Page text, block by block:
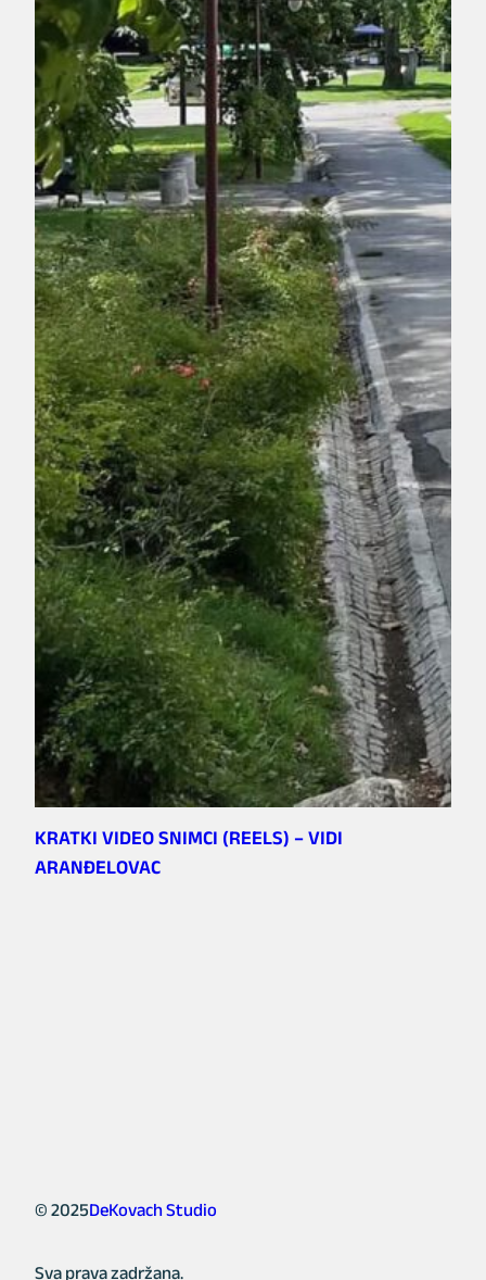
KRATKI VIDEO SNIMCI (REELS) – VIDI
ARANĐELOVAC
© 2025DeKovach Studio
Sva prava zadržana.